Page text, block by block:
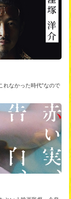
れなかった時代”なので